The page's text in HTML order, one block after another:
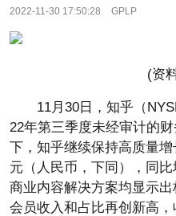
2022-11-30 17:50:28 GPLP
(资
11月30日，知乎（
22年第三季度未经审计的
下，知乎继续保持高质量
元（人民币，下同），同比
商业内容解决方案均显示
会员收入和占比再创新高